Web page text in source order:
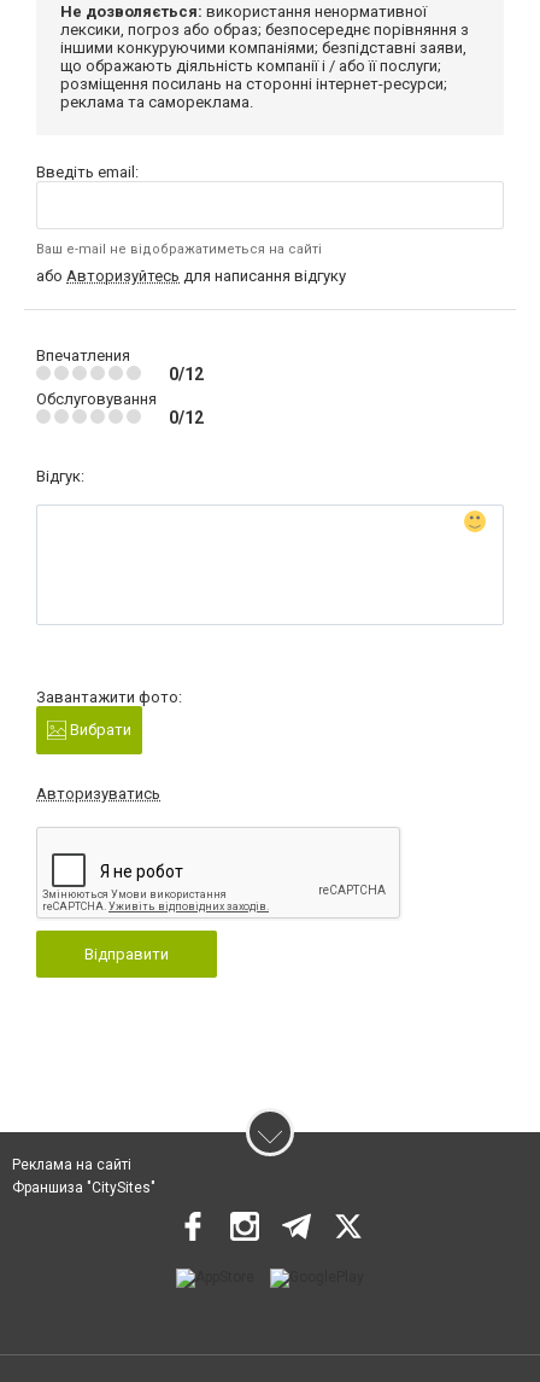
Не дозволяється: використання ненормативної
лексики, погроз або образ; безпосереднє порівняння з
іншими конкуруючими компаніями; безпідставні заяви,
що ображають діяльність компанії і / або її послуги;
розміщення посилань на сторонні інтернет-ресурси;
реклама та самореклама.
Введіть email:
Ваш e-mail не відображатиметься на сайті
або Авторизуйтесь для написання відгуку
Впечатления
0/12
Обслуговування
0/12
Відгук:
Завантажити фото:
Вибрати
Авторизуватись
Відправити
Реклама на сайті
Франшиза "CitySites"